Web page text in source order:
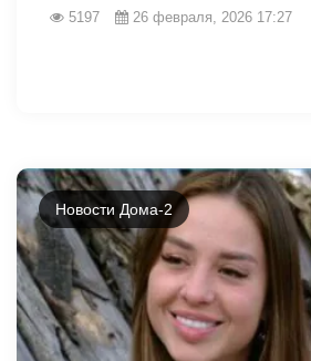
5197 26 февраля, 2026 17:27
Новости Дома-2